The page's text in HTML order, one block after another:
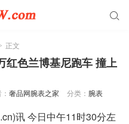

正文
红色兰博基尼跑车 撞上
奢品网腕表之家 分类： 腕表
讯 今日中午11时30分左